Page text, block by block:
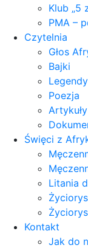
Klub „5
PMA –
Czytelnia
Głos
Bajki
Legendy
Poezja
Artykuły
Święci z
Litania
Kontakt
Jak do